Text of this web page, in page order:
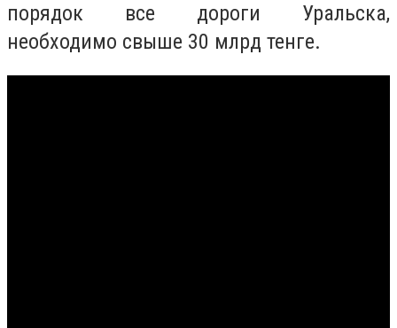
порядок все дороги Уральска,
необходимо свыше 30 млрд тенге.